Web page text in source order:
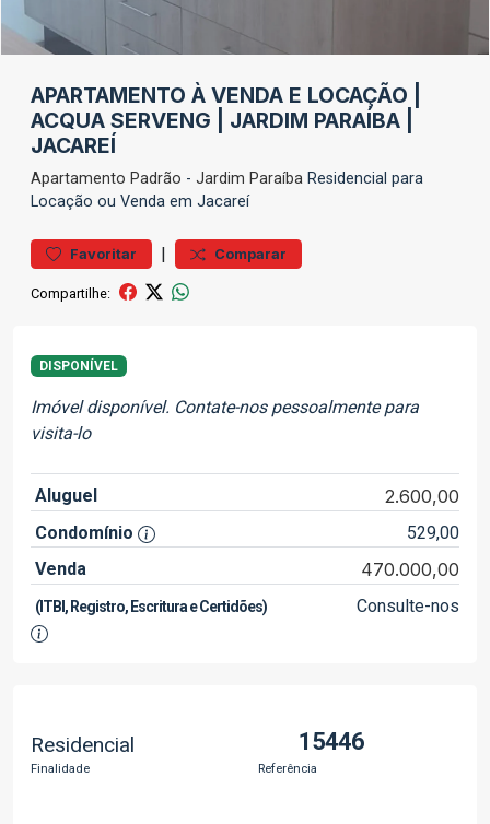
APARTAMENTO À VENDA E LOCAÇÃO |
ACQUA SERVENG | JARDIM PARAÍBA |
JACAREÍ
Apartamento Padrão - Jardim Paraíba Residencial para
Locação ou Venda em Jacareí
Favoritar | Comparar
Compartilhe:
DISPONÍVEL
Imóvel disponível. Contate-nos pessoalmente para
visita-lo
Aluguel 2.600,00
Condomínio
529,00
Venda
470.000,00
(ITBI, Registro, Escritura e Certidões) Consulte-nos
Residencial
Finalidade
15446
Referência